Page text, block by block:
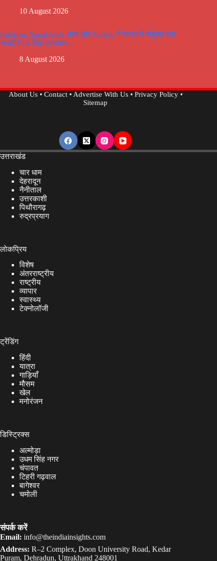
10 August 2026
Pakistan, Saudi Arab अरब और Turkey ने मक्का में संयुक्त रक्षा
समझौते पर किए हस्ताक्षर…
8 August 2026
About Us• Contact•Advertise With Us• Privacy Policy•
Sitemap
उत्तराखंड
चार धाम
देहरादून
नैनीताल
उत्तरकाशी
पिथौरागढ़
रुद्रप्रयाग
लोकप्रिय
विशेष
अंतरराष्ट्रीय
राष्ट्रीय
व्यापार
स्वास्थ्य
टेक्नोलॉजी
ट्रेंडिंग
हिंदी
यात्रा
गाड़ियाँ
मौसम
खेल
मनोरंजन
डिस्ट्रिक्स
अल्मोड़ा
उधम सिंह नगर
चंपावत
टिहरी गढ़वाल
बागेश्वर
चमोली
संपर्क करें
Email: info@theindiainsights.com
Address: R–2 Complex, Doon University Road, Kedar
Puram, Dehradun, Uttrakhand 248001